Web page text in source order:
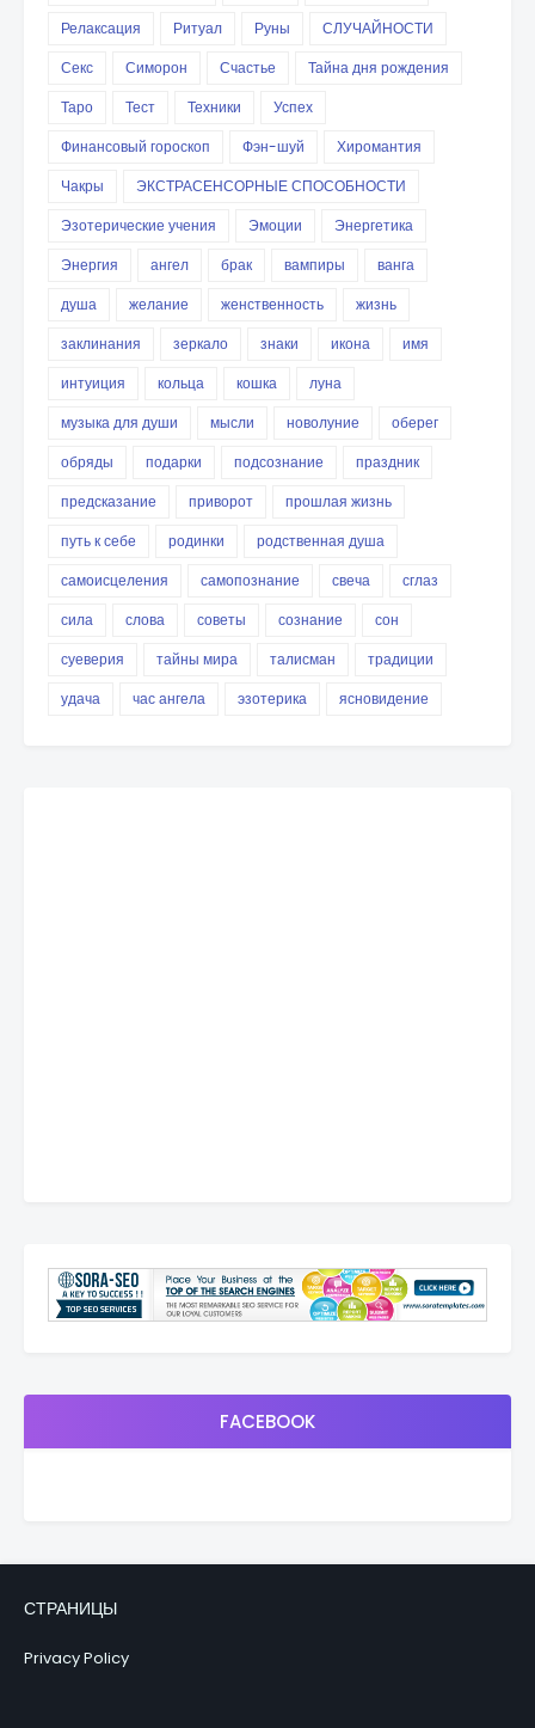
Релаксация
Ритуал Руны
СЛУЧАЙНОСТИ
Секс
Симорон Счастье
Тайна дня рождения
Таро
Тест Техники
Успех
Финансовый гороскоп
Фэн-шуй
Хиромантия
Чакры
ЭКСТРАСЕНСОРНЫЕ СПОСОБНОСТИ
Эзотерические учения
Эмоции
Энергетика
Энергия
ангел брак вампиры
ванга
душа
желание женственность
жизнь
заклинания
зеркало знаки икона
имя
интуиция
кольца кошка
луна
музыка для души
мысли новолуние
оберег
обряды
подарки подсознание
праздник
предсказание
приворот
прошлая жизнь
путь к себе
родинки
родственная душа
самоисцеления
самопознание свеча
сглаз
сила
слова советы сознание
сон
суеверия
тайны мира талисман
традиции
удача
час ангела эзотерика ясновидение
FACEBOOK
СТРАНИЦЫ
Privacy Policy